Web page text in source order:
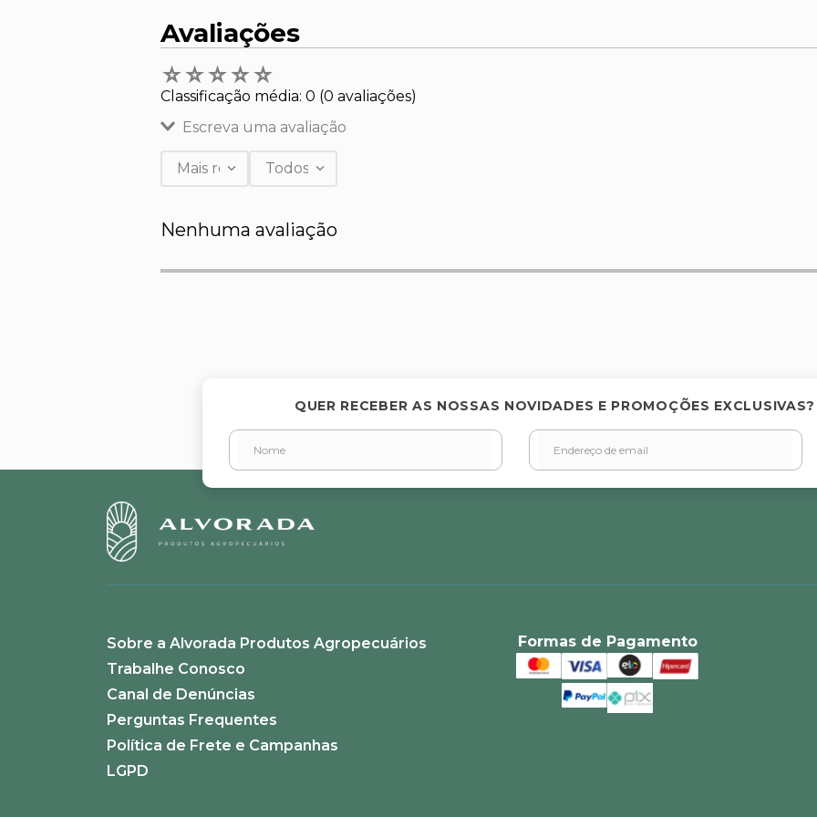
Avaliações
☆☆☆☆☆
Classificação média: 0 (0 avaliações)
Escreva uma avaliação
Título
Endereço de email
Escreva uma avaliação
ENVIAR AVALIAÇÃO
Mais recentesTodos
Nenhuma avaliação
QUER RECEBER AS NOSSAS NOVIDADES E PROMOÇÕES
Sobre a Alvorada Produtos Agropecuários
Trabalhe Conosco
Canal de Denúncias
Perguntas Frequentes
Política de Frete e Campanhas
LGPD
Formas de Pagamento